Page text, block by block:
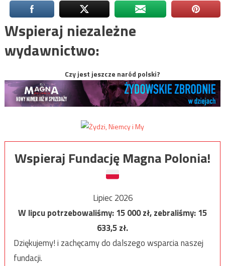
Wspieraj niezależne
wydawnictwo:
Czy jest jeszcze naród polski?
Wspieraj Fundację Magna Polonia!
Lipiec 2026
W lipcu potrzebowaliśmy:15 000zł, zebraliśmy:15
633,5zł.
Dziękujemy! i zachęcamy do dalszego wsparcia naszej
fundacji.